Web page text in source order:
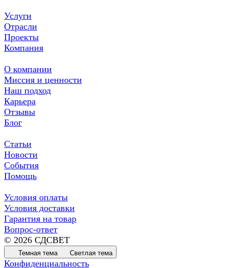
Услуги
Отрасли
Проекты
Компания
О компании
Миссия и ценности
Наш подход
Карьера
Отзывы
Блог
Статьи
Новости
События
Помощь
Условия оплаты
Условия доставки
Гарантия на товар
Вопрос-ответ
© 2026 СДСВЕТ
Темная тема Светлая тема
Конфиденциальность